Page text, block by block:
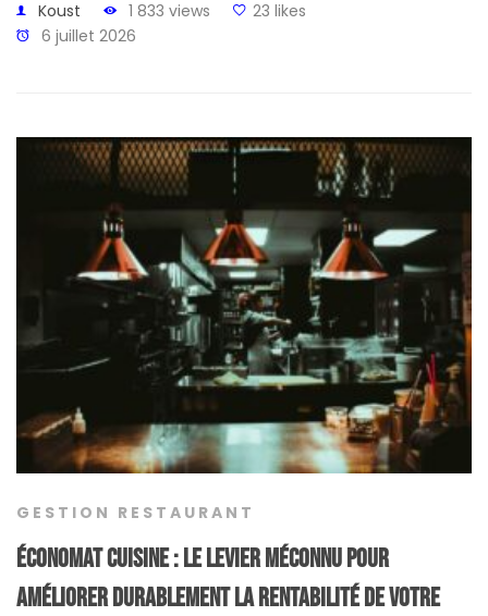
Koust 1 833 views
23 likes
6 juillet 2026
GESTION RESTAURANT
Économat cuisine : le levier méconnu pour
améliorer durablement la rentabilité de votre